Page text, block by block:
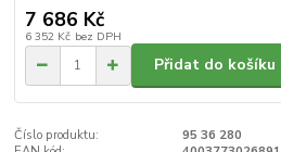
7 686 Kč
6 352 Kč bez DPH
Přidat do košíku
Číslo produktu:
95 36 280